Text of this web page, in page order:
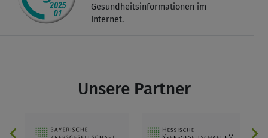
Gesundheitsinformationen im
Internet.
Unsere Partner